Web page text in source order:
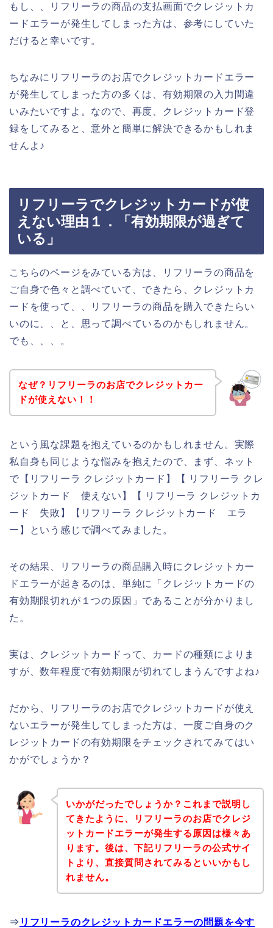
もし、、リフリーラの商品の支払画面でクレジットカ
ードエラーが発生してしまった方は、参考にしていた
だけると幸いです。
ちなみにリフリーラのお店でクレジットカードエラー
が発生してしまった方の多くは、有効期限の入力間違
いみたいですよ。なので、再度、クレジットカード登
録をしてみると、意外と簡単に解決できるかもしれま
せんよ♪
リフリーラでクレジットカードが使
えない理由１．「有効期限が過ぎて
いる」
こちらのページをみている方は、リフリーラの商品を
ご自身で色々と調べていて、できたら、クレジットカ
ードを使って、、リフリーラの商品を購入できたらい
いのに、、と、思って調べているのかもしれません。
でも、、、。
なぜ？リフリーラのお店でクレジットカー
ドが使えない！！
という風な課題を抱えているのかもしれません。実際
私自身も同じような悩みを抱えたので、まず、ネット
で【リフリーラ クレジットカード】【 リフリーラ クレ
ジットカード 使えない】【 リフリーラ クレジットカ
ード 失敗】【リフリーラ クレジットカード エラ
ー】という感じで調べてみました。
その結果、リフリーラの商品購入時にクレジットカー
ドエラーが起きるのは、単純に「クレジットカードの
有効期限切れが１つの原因」であることが分かりまし
た。
実は、クレジットカードって、カードの種類によりま
すが、数年程度で有効期限が切れてしまうんですよね♪
だから、リフリーラのお店でクレジットカードが使え
ないエラーが発生してしまった方は、一度ご自身のク
レジットカードの有効期限をチェックされてみてはい
かがでしょうか？
いかがだったでしょうか？これまで説明し
てきたように、リフリーラのお店でクレジ
ットカードエラーが発生する原因は様々あ
ります。後は、下記リフリーラの公式サイ
トより、直接質問されてみるといいかもし
れません。
⇒ リフリーラのクレジットカードエラーの問題を今す